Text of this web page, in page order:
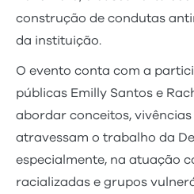
construção de condutas
da instituição.
O evento conta com a
públicas Emilly Santos e
abordar conceitos, vivências
atravessam o trabalho da
especialmente, na atuação
racializadas e grupos